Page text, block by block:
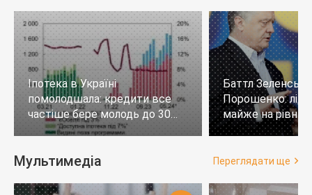
Іпотека в Україні
помолодшала: кредити все
частіше бере молодь до 30
років
Баттл
Порошенко:
майже на
тих, хто не
Мультимедіа Переглядати ще